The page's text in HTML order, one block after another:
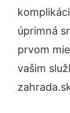
úprimná
prvom
vašim